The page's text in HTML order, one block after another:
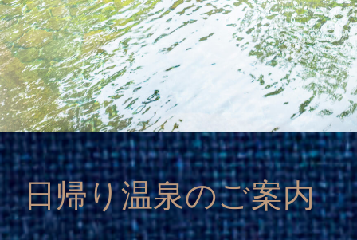
日帰り温泉のご案内